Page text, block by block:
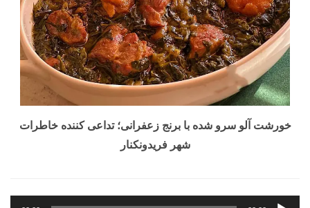
خورشت آلو سرو شده با برنج زعفرانی؛ تداعی کننده خاطرات
شهر فریدونکنار
پخش‌کننده